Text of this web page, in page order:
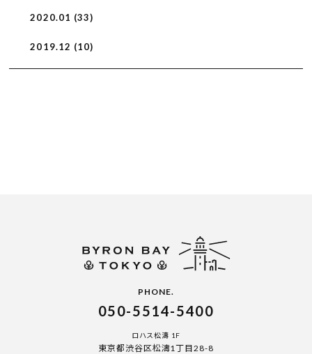
2020.01 (33)
2019.12 (10)
PHONE.
050-5514-5400
ロハス松濤 1F
東京都渋谷区松濤1丁目28-8